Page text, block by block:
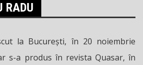
RADU
la București, în 20 noiembrie
s-a produs în revista Quasar, în